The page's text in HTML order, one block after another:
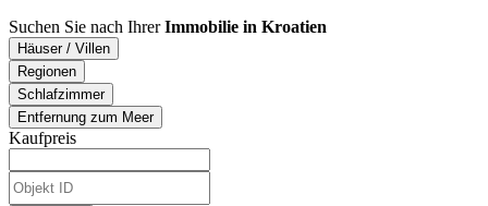
Suchen Sie nach IhrerImmobilie in Kroatien
Häuser / Villen
Regionen
Schlafzimmer
Entfernung zum Meer
Kaufpreis